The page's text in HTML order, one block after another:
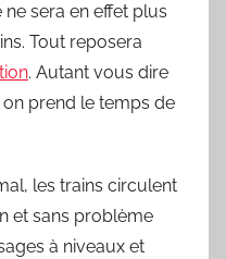
sera en effet plus
Tout reposera
. Autant vous dire
prend le temps de
les trains circulent
et sans problème
à niveaux et